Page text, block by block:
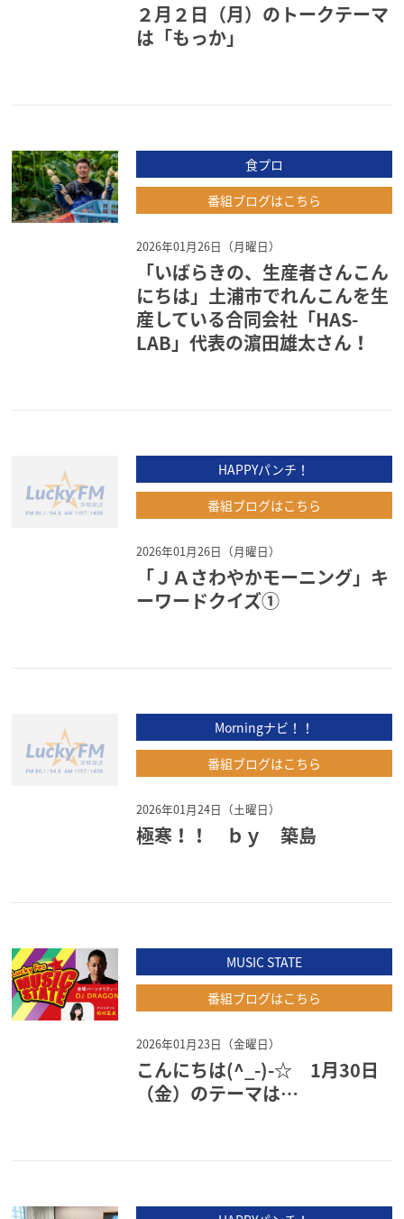
２月２日（月）のトークテーマ
は「もっか」
食プロ
番組ブログはこちら
2026年01月26日（月曜日）
「いばらきの、生産者さんこん
にちは」土浦市でれんこんを生
産している合同会社「HAS-
LAB」代表の濵田雄太さん！
HAPPYパンチ！
番組ブログはこちら
2026年01月26日（月曜日）
「ＪＡさわやかモーニング」キ
ーワードクイズ①
Morningナビ！！
番組ブログはこちら
2026年01月24日（土曜日）
極寒！！ ｂｙ 築島
MUSIC STATE
番組ブログはこちら
2026年01月23日（金曜日）
こんにちは(^_-)-☆ 1月30日
（金）のテーマは…